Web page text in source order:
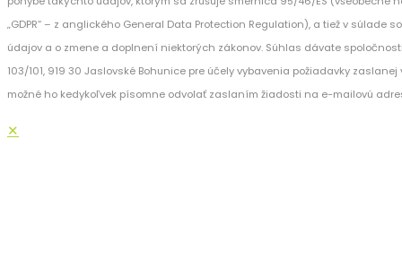
„GDPR“ – z anglického General Data Protection Regulation), a tiež v súlade
údajov a o zmene a doplnení niektorých zákonov. Súhlas dávate spoločnosti
103/101, 919 30 Jaslovské Bohunice pre účely vybavenia požiadavky
možné ho kedykoľvek písomne odvolať zaslaním žiadosti na e-mailovú
✕